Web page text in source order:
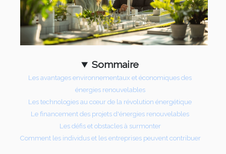
Sommaire
Les avantages environnementaux et économiques des
énergies renouvelables
Les technologies au cœur de la révolution énergétique
Le financement des projets d'énergies renouvelables
Les défis et obstacles à surmonter
Comment les individus et les entreprises peuvent contribuer